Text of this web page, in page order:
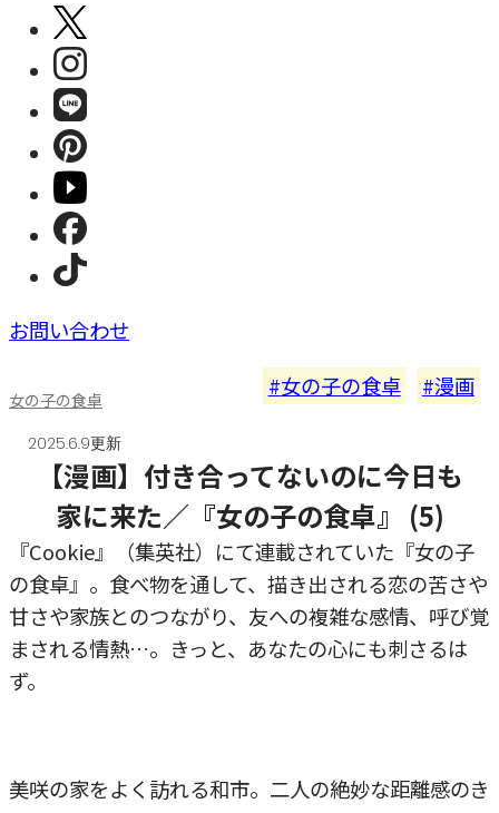
お問い合わせ
女の子の食卓 女の子の食卓 漫画
2025.6.9更新
【漫画】付き合ってないのに今日も
家に来た／『女の子の食卓』 (5)
『Cookie』（集英社）にて連載されていた『女の子
の食卓』。食べ物を通して、描き出される恋の苦さや
甘さや家族とのつながり、友への複雑な感情、呼び覚
まされる情熱…。きっと、あなたの心にも刺さるは
ず。
美咲の家をよく訪れる和市。二人の絶妙な距離感のき